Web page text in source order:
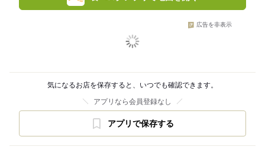
広告を非表示
気になるお店を保存すると、いつでも確認できます。
アプリなら会員登録なし
アプリで保存する